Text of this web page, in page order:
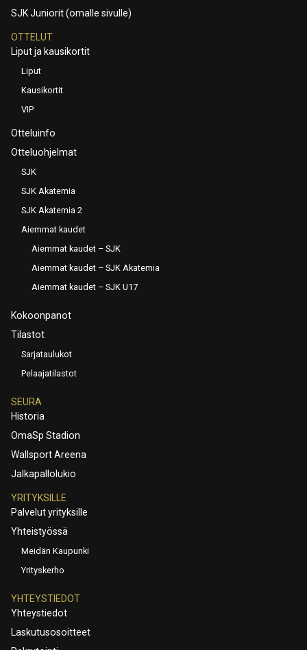
SJK Juniorit (omalle sivulle)
OTTELUT
Liput ja kausikortit
Liput
Kausikortit
VIP
Otteluinfo
Otteluohjelmat
SJK
SJK Akatemia
SJK Akatemia 2
Aiemmat kaudet
Aiemmat kaudet – SJK
Aiemmat kaudet – SJK Akatemia
Aiemmat kaudet – SJK U17
Kokoonpanot
Tilastot
Sarjataulukot
Pelaajatilastot
SEURA
Historia
OmaSp Stadion
Wallsport Areena
Jalkapallolukio
YRITYKSILLE
Palvelut yrityksille
Yhteistyössä
Meidän Kaupunki
Yrityskerho
YHTEYSTIEDOT
Yhteystiedot
Laskutusosoitteet